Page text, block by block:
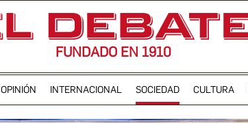
FUNDADO EN 1910
OPINIÓN INTERNACIONAL SOCIEDAD CULTURA